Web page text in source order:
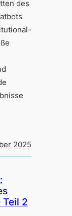
des
2025
Teil 2